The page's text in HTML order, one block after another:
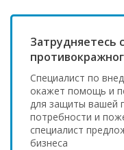
Затрудняетесь
Специалист по
окажет помощь и
для защиты вашей
потребности и
специалист
бизнеса